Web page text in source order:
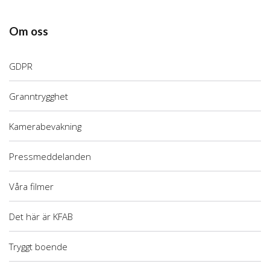
Om oss
GDPR
Granntrygghet
Kamerabevakning
Pressmeddelanden
Våra filmer
Det här är KFAB
Tryggt boende